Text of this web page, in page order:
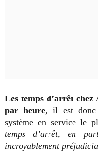
Les temps d’arrêt
par heure, il est donc
système en service le
temps d’arrêt, en
incroyablement